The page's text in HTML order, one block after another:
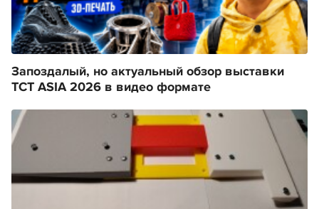
Запоздалый, но актуальный обзор выставки
TCT ASIA 2026 в видео формате